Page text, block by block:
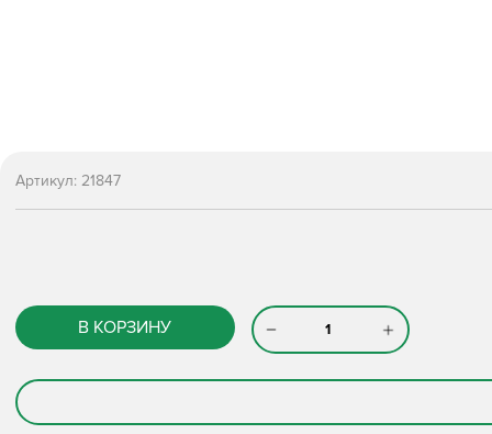
Артикул: 21847
В КОРЗИНУ